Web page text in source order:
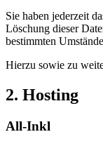
Sie haben jederzeit
Löschung dieser
bestimmten
Hierzu sowie zu
2. Hosting
All-Inkl